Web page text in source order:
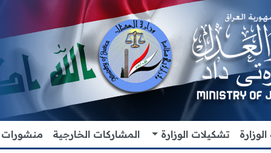
تشكيلات الوزارة المشاركات الخارجية منشورات